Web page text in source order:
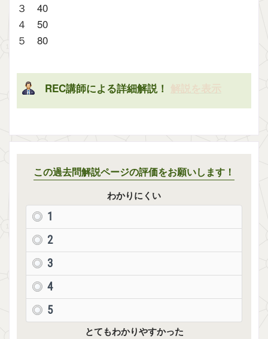
３ 40
４ 50
５ 80
REC講師による詳細解説！
この過去問解説ページの評価をお願いします！
わかりにくい
1
2
3
4
5
とてもわかりやすかった